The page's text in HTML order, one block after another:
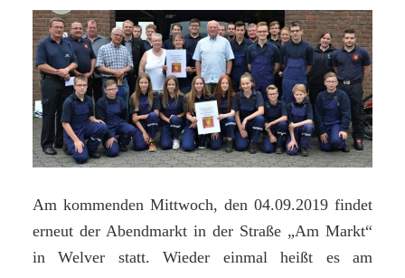
Am kommenden Mittwoch, den 04.09.2019 findet
erneut der Abendmarkt in der Straße „Am Markt“
in Welver statt. Wieder einmal heißt es am